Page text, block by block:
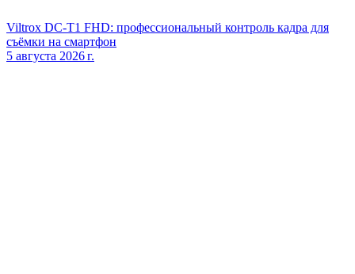
Viltrox DC‑T1 FHD: профессиональный контроль кадра для
съёмки на смартфон
5 августа 2026 г.